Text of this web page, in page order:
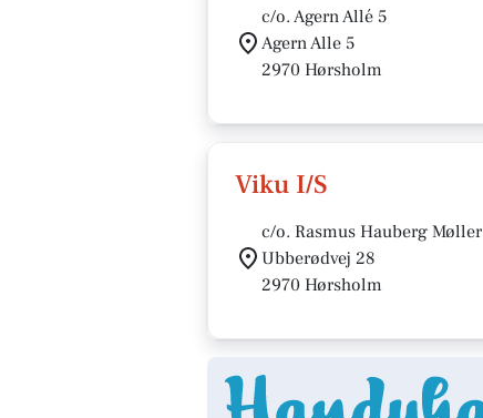
c/o. Agern Allé 5
Agern Alle 5
2970 Hørsholm
Viku I/S
c/o. Rasmus Hauberg Møller
Ubberødvej 28
2970 Hørsholm